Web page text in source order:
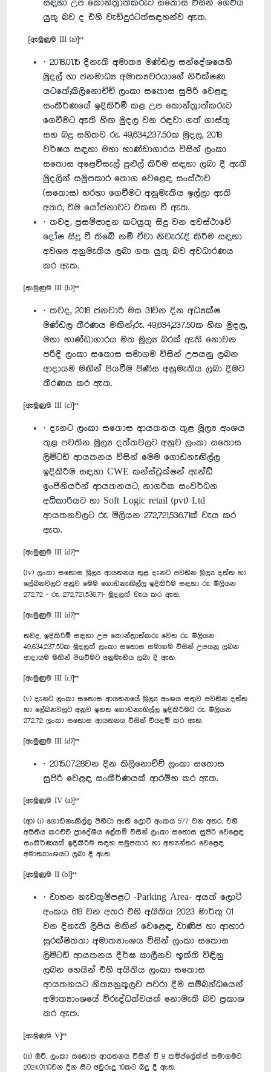
සඳහා උප කොන්ත්‍රාත්කරුට සතොස විසින් ගෙවිය
යුතු බව ද එහි වැඩිදුරටත්සඳහන්ව ඇත.
[ඇමුණුම III (a)]**
· 2018.01.15 දිනැති අමාත්‍ය මණ්ඩල සන්දේශයෙහි
මුදල් හා ජනමාධ්‍ය අමාත්‍යවරයාගේ නිරීක්ෂණ
යටතේ;කිලිනොච්චි ලංකා සතොස සුපිරි වෙළඳ
සංකීර්ණයේ ඉදිකිරීම් කළ උප කොන්ත්‍රාත්කරුට
ගෙවීමට ඇති හිඟ මුදල වන රඳවා ගත් ගාස්තු
සහ බදු සහිතව රු. 49,634,237.50ක මුදල, 2018
වර්ෂය සඳහා මහා භාණ්ඩාගාරය විසින් ලංකා
සතොස අළෙවිසැල් පුළුල් කිරීම සඳහා ලබා දී ඇති
මුදලින් සමුපකාර තොග වෙළෙඳ සංස්ථාව
(සතොස) හරහා ගෙවීමට අනුමැතිය ඉල්ලා ඇති
අතර, එම යෝජනාවට එකඟ වී ඇත.
· තවද, ප්‍රසම්පාදන කටයුතු සිදු වන අවස්ථාවේ
දෝෂ සිදු වී තිබේ නම් ඒවා නිවැරැදි කිරීම සඳහා
අවශ්‍ය අනුමැතිය ලබා ගත යුතු බව අවධාරණය
කර ඇත.
[ඇමුණුම III (b)]**
· තවද, 2018 ජනවාරි මස 31වන දින අධ්‍යක්ෂ
මණ්ඩල තීරණය මඟින්;රු. 49,634,237.50ක හිඟ මුදල,
මහා භාණ්ඩාගාරය මත මූල්‍ය බරක් ඇති නොවන
පරිදි ලංකා සතොස සමාගම විසින් උපයනු ලබන
ආදායම මඟින් පියවීම පිණිස අනුමැතිය ලබා දීමට
තීරණය කර ඇත.
[ඇමුණුම III (c)]**
· දැනට ලංකා සතොස ආයතනය තුළ මූල්‍ය අංශය
තුළ පවතින මූල්‍ය දත්තවලට අනුව ලංකා සතොස
ලිමිටඩ් ආයතනය විසින් මෙම ගොඩනැඟිල්ල
ඉදිකිරීම සඳහා CWE කන්ස්ට්‍රක්ෂන් ඇන්ඩ්
ඉංජිනියරින් ආයතනයට, නාගරික සංවර්ධන
අධිකාරියට හා Soft Logic retail (pvt) Ltd
ආයතනවලට රු. මිලියන 272,721,536.71ක් වැය කර
ඇත.
[ඇමුණුම III (d)]**
(iv) ලංකා සතොස මූල්‍ය ආයතනය තුළ දැනට පවතින මූල්‍ය දත්ත හා
ලේඛනවලට අනුව මෙම ගොඩනැඟිල්ල ඉදිකිරීම සඳහා රු. මිලියන
272.72 - රු. 272,721,536.71- මුදලක් වැය කර ඇත.
[ඇමුණුම III (d)]**
තවද, ඉදිකිරීම් සඳහා උප කොන්ත්‍රාත්කරු වෙත රු. මිලියන
49,634,237.50ක මුදලක් ලංකා සතොස සමාගම විසින් උපයනු ලබන
ආදායම මඟින් පියවීමට අනුමැතිය ලබා දී ඇත.
[ඇමුණුම III (c)]**
(v) දැනට ලංකා සතොස ආයතනයේ මූල්‍ය අංශය සතුව පවතින දත්ත
හා ලේඛනවලට අනුව ඉහත ගොඩනැඟිල්ල ඉදිකිරීමට රු. මිලියන
272.72 ලංකා සතොස ආයතනය විසින් වියදම් කර ඇත.
[ඇමුණුම III (d)]**
· 2015.07.28වන දින කිලිනොච්චි ලංකා සතොස
සුපිරි වෙළඳ සංකීර්ණ‍යක් ආරම්භ කර ඇත.
[ඇමුණුම IV (a)]**
(ආ) (i) ගොඩනැඟිල්ල පිහිටා ඇති ලොට් අංකය 577 වන අතර, එහි
අයිතිය කරච්චි ප්‍රාදේශීය ලේකම් විසින් ලංකා සතොස සුපිරි වෙළෙඳ
සංකීර්ණයක් ඉදිකිරීම සඳහ සමුපකාර හා අභ්‍යන්තර වෙළෙඳ
අමාත්‍යාංශයට ලබා දී ඇත.
[ඇමුණුම II (b)]**
· වාහන නැවතුම්පළට -Parking Area- අයත් ලොට්
අංකය 618 වන අතර එහි අයිතිය 2023 මාර්තු 01
වන දිනැති ලිපිය මඟින් වෙළෙඳ, වාණිජ හා ආහාර
සුරක්ෂිතතා අමාත්‍යාංශය විසින් ලංකා සතොස
ලිමිටඩ් ආයතනය දීර්ඝ කාලීනව භූක්ති විඳිනු
ලබන හෙයින් එහි අයිතිය ලංකා සතොස
ආයතනයට නීත්‍යනුකූලව පවරා දීම සම්බන්ධයෙන්
අමාත්‍යාංශයේ විරුද්ධත්වයක් නොමැති බව ප්‍රකාශ
කර ඇත.
[ඇමුණුම V]**
(ii) ඔව්. ලංකා සතොස ආයතනය විසින් ඒ 9 කම්ප්ලේක්ස් සමාගමට
2024.01.10වන දින සිට අවුරුදු 10කට බදු දී ඇත.